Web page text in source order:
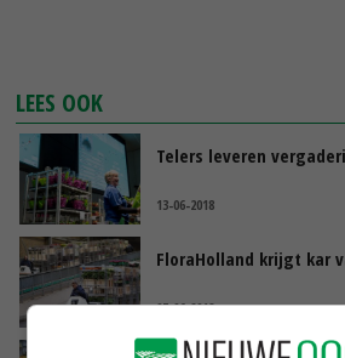
LEES OOK
Telers leveren
13-06-2018
FloraHolland krijgt kar
07-06-2018